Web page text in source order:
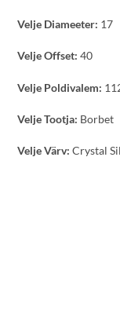
Velje Diameeter: 17
Velje Offset: 40
Velje Poldivalem:
Velje Tootja: Borbet
Velje Värv: Crystal